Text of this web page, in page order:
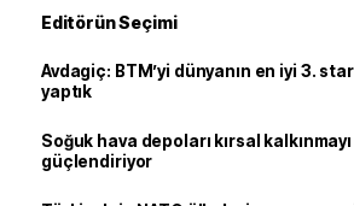
Editörün Seçimi
Avdagiç: BTM’yi dünyanın en iyi 3.
yaptık
Soğuk hava depoları kırsal
güçlendiriyor